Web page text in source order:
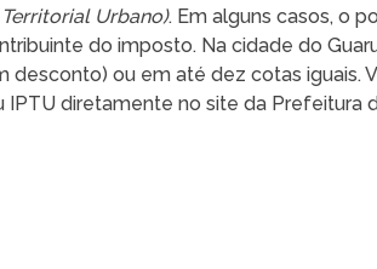
Urbano). Em alguns casos, o
do imposto. Na cidade do
desconto) ou em até dez cotas iguais.
IPTU diretamente no site da Prefeitura